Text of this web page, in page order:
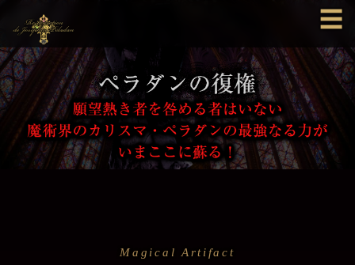
☰
Magical Artifact